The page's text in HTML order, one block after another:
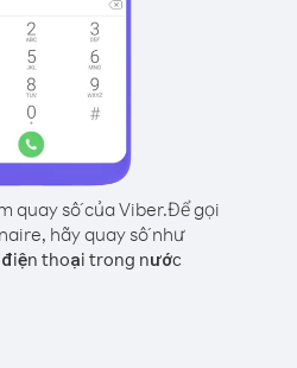
quay số của Viber.Để gọi
hãy quay số như
điện thoại trong nước